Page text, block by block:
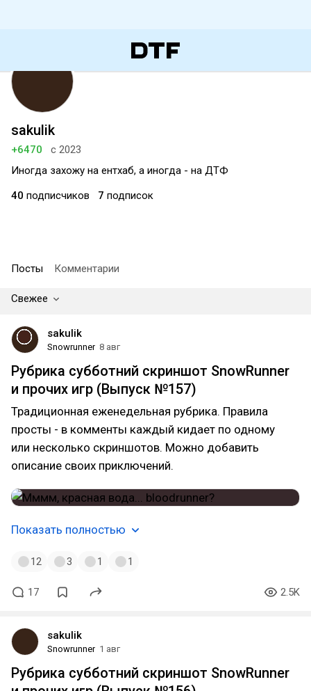
sakulik
+6470
с 2023
Иногда захожу на ентхаб, а иногда - на ДТФ
40 подписчиков 7 подписок
Посты Комментарии
Свежее
sakulik
Snowrunner 8 авг
Рубрика субботний скриншот SnowRunner
и прочих игр (Выпуск №157)
Традиционная еженедельная рубрика. Правила
просты - в комменты каждый кидает по одному
или несколько скриншотов. Можно добавить
описание своих приключений.
Показать полностью
12 3 1 1
17 2.5K
sakulik
Snowrunner 1 авг
Рубрика субботний скриншот SnowRunner